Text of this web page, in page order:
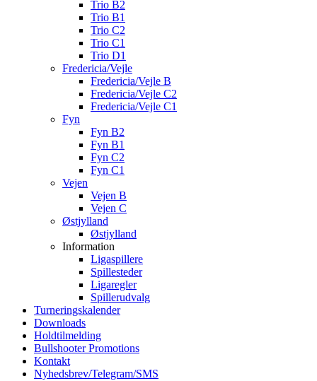
Trio B2
Trio B1
Trio C2
Trio C1
Trio D1
Fredericia/Vejle
Fredericia/Vejle B
Fredericia/Vejle C2
Fredericia/Vejle C1
Fyn
Fyn B2
Fyn B1
Fyn C2
Fyn C1
Vejen
Vejen B
Vejen C
Østjylland
Østjylland
Information
Ligaspillere
Spillesteder
Ligaregler
Spillerudvalg
Turneringskalender
Downloads
Holdtilmelding
Bullshooter Promotions
Kontakt
Nyhedsbrev/Telegram/SMS